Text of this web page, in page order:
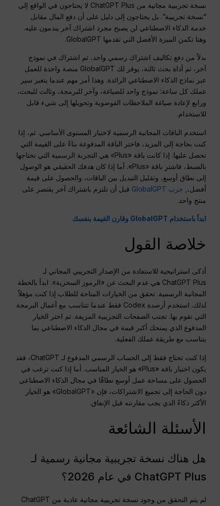
نسخة تجريبية مجانية من ChatGPT Plus لا يحتاجون في الواقع إلى
“نسخة تجريبية”. بل يحتاجون إلى دليل على أن دفع المال مقابل
خدمة الذكاء الاصطناعي لن يصبح مجرد اشتراك آخر يندمون عليه.
وهنا تكمن الميزة الأفضل التي تقدمها GlobalGPT.
بدلاً من دفع تكاليف اشتراك رسمي واحد، ثم اشتراك في نموذج
آخر، ثم أداة بحث ثالثة، يوفر لك GlobalGPT منصة واحدة للعمل
عبر نماذج الذكاء الاصطناعي الرائدة. وهذا أمر مهم عندما يتغير سير
عملك كل ساعة: نموذج واحد للصياغة، وآخر للبرمجة، وثالث للبحث،
ورابع لإعادة صياغة الملاحظات الفوضوية وتحويلها إلى شيء قابل
للاستخدام.
استخدم الباقات المجانية الرسمية لاختبار المستوى الأساسي. ثم، إذا
كنت بحاجة إلى المزيد، فاختر الباقة المدفوعة بناءً على القيمة التي
تحصل عليها. إذا كانت باقة «Plus» هي التجربة الرسمية التي تحتاجها
بالضبط، فاشترِ باقة «Plus». أما إذا كان هدفك الحقيقي هو الوصول
إلى نطاق أوسع، وتقليل التبديل بين الباقات، والحصول على قيمة
أفضل،, جرب GlobalGPT
قبل أن تلتزم باشتراك آخر يقتصر على
منتج واحد.
ابدأ باستخدام GlobalGPT وقارن القيمة بنفسك
خلاصة القول
أذكى استراتيجية للاستفادة من الإصدار التجريبي المجاني لـ
ChatGPT Plus هي عدم البحث عن «الرموز السحرية». ابدأ بالخطة
المجانية الرسمية. تحقق من الخيارات المتاحة للطلاب إذا كنت مؤهلاً
لذلك. استخدم أرصدة Codex فقط عندما تتناسب مع أعمال البرمجة
التي تقوم بها. تجنب الصفحات التجريبية المزيفة. ثم اختر الخيار
المدفوع الذي يمنحك أكبر قيمة في مجال الذكاء الاصطناعي بما
يتناسب مع طريقة عملك الفعلية.
إذا كنت تحتاج فقط إلى الحساب الرسمي المدفوع لـ ChatGPT، فقد
يكون اختيار باقة «Plus» هو الخيار المناسب. أما إذا كنت ترغب في
الحصول على مساحة عمل أوسع نطاقًا في مجال الذكاء الاصطناعي
دون الحاجة إلى تجميع الاشتراكات، فإن «GlobalGPT» هو الخيار
الأكثر ذكاءً الذي يجب مقارنته قبل الإنفاق.
الأسئلة الشائعة
هل هناك نسخة تجريبية مجانية رسمية لـ
ChatGPT Plus في عام 2026؟
لم يتم التحقق من وجود نسخة تجريبية مجانية عادية من ChatGPT